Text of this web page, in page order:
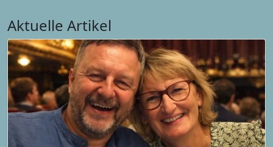
Aktuelle Artikel